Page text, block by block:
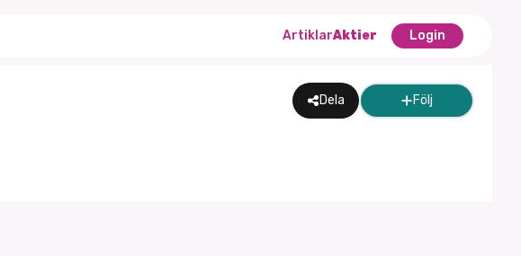
ArtiklarAktier Login
Dela Följ